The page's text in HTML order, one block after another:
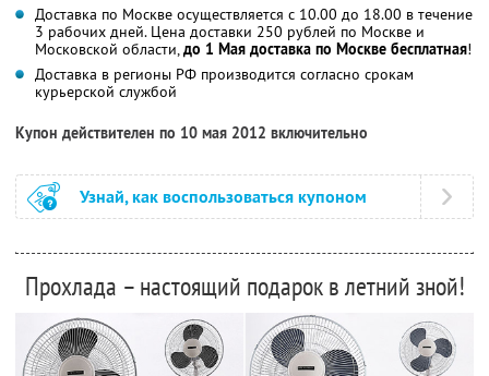
Доставка по Москве осуществляется с 10.00 до 18.00 в течение
3 рабочих дней. Цена доставки 250 рублей по Москве и
Московской области,до 1 Мая доставка по Москве бесплатная!
Доставка в регионы РФ производится согласно срокам
курьерской службой
Купон действителен по 10 мая 2012 включительно
Узнай, как воспользоваться купоном
Прохлада – настоящий подарок в летний зной!